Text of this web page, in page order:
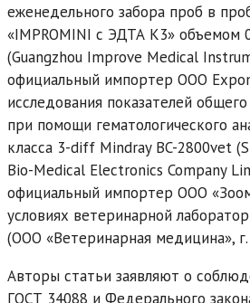
еженедельного забора проб в
«IMPROMINI с ЭДТА К3» объемом
(Guangzhou Improve Medical
официальный импортер ООО
исследования показателей
при помощи гематологического
класса 3-diff Mindray BC-2800vet
Bio-Medical Electronics Company
официальный импортер ООО
условиях ветеринарной
(ООО «Ветеринарная медицина», г.
Авторы статьи заявляют о
ГОСТ 34088 и Федерального